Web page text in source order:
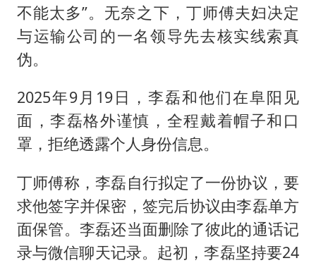
不能太多”。无奈之下，丁师傅夫妇决定
与运输公司的一名领导先去核实线索真
伪。
2025年9月19日，李磊和他们在阜阳见
面，李磊格外谨慎，全程戴着帽子和口
罩，拒绝透露个人身份信息。
丁师傅称，李磊自行拟定了一份协议，要
求他签字并保密，签完后协议由李磊单方
面保管。李磊还当面删除了彼此的通话记
录与微信聊天记录。起初，李磊坚持要24